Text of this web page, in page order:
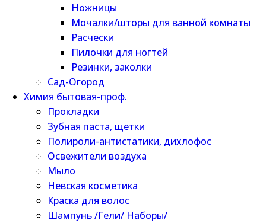
Ножницы
Мочалки/шторы для ванной комнаты
Расчески
Пилочки для ногтей
Резинки, заколки
Сад-Огород
Химия бытовая-проф.
Прокладки
Зубная паста, щетки
Полироли-антистатики, дихлофос
Освежители воздуха
Мыло
Невская косметика
Краска для волос
Шампунь /Гели/ Наборы/